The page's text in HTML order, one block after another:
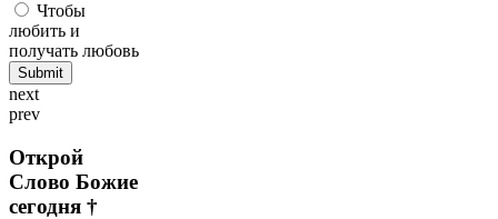
Чтобы
любить и
получать любовь
next
prev
Открой
Слово Божие
сегодня †